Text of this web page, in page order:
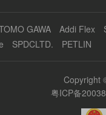
GAWA Addi Flex
SPDCLTD. PETLIN
Copyright
粤ICP备